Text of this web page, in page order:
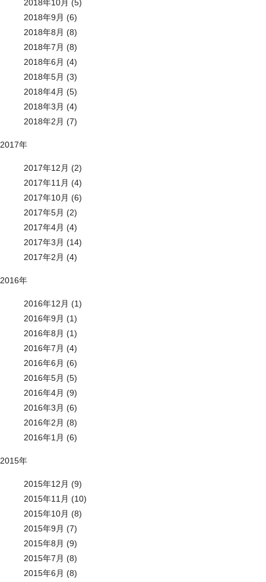
2018年10月 (5)
2018年9月 (6)
2018年8月 (8)
2018年7月 (8)
2018年6月 (4)
2018年5月 (3)
2018年4月 (5)
2018年3月 (4)
2018年2月 (7)
2017年
2017年12月 (2)
2017年11月 (4)
2017年10月 (6)
2017年5月 (2)
2017年4月 (4)
2017年3月 (14)
2017年2月 (4)
2016年
2016年12月 (1)
2016年9月 (1)
2016年8月 (1)
2016年7月 (4)
2016年6月 (6)
2016年5月 (5)
2016年4月 (9)
2016年3月 (6)
2016年2月 (8)
2016年1月 (6)
2015年
2015年12月 (9)
2015年11月 (10)
2015年10月 (8)
2015年9月 (7)
2015年8月 (9)
2015年7月 (8)
2015年6月 (8)